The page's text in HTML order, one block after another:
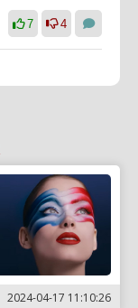
7 4
2024-04-17 11:10:26